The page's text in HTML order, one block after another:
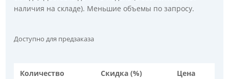
наличия на складе). Меньшие объемы по запросу.
Доступно для предзаказа
Количество Скидка (%) Цена